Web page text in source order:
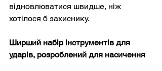
відновлюватися швидше, ніж
хотілося б захиснику.
Ширший набір інструментів для
ударів, розроблений для насичення